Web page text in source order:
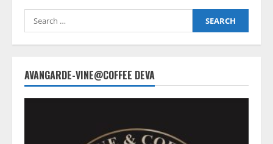
și
viitorul
Search
for:
AVANGARDE-VINE@COFFEE DEVA